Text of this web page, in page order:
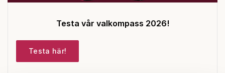
Testa vår valkompass 2026!
Testa här!